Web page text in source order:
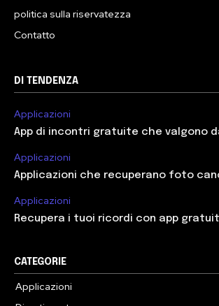
politica sulla riservatezza
Contatto
DI TENDENZA
Applicazioni
App di incontri gratuite che valgono
Applicazioni
Applicazioni che recuperano foto
Applicazioni
Recupera i tuoi ricordi con app
CATEGORIE
Applicazioni